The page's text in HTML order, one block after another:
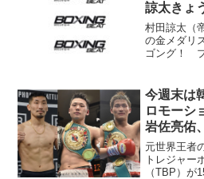
諒太きょ
村田諒太（
の金メダリ
ゴング！
銘打った今
リンピック
今週末は
ロモーシ
岩佐亮佑
元世界王者
トレジャー
（TBP）が